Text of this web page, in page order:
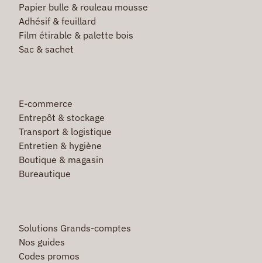
Papier bulle & rouleau mousse
Adhésif & feuillard
Film étirable & palette bois
Sac & sachet
E-commerce
Entrepôt & stockage
Transport & logistique
Entretien & hygiène
Boutique & magasin
Bureautique
Solutions Grands-comptes
Nos guides
Codes promos